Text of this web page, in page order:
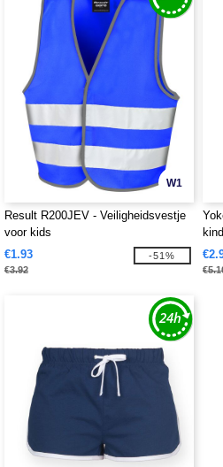
W1
Result R200JEV - Veiligheidsvestje
voor kids
€1.93
€3.92
-51%